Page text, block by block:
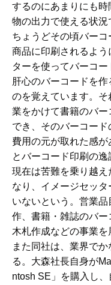
するのにあまりにも
物の出力で使える状況
ちょうどその頃バー
商品に印刷されるよ
ターを使ってバーコー
肝心のバーコードを
のを覚えています。
業をかけて書籍のバ
でき、そのバーコー
費用の元が取れた感
とバーコード印刷の逸
現在は苦難を乗り越え
なり、イメージセッ
いないという。営業
作、書籍・雑誌のバ
木札作成などの事業を
また同社は、業界で
る。大森社長自身が
ntosh SE」を購入し